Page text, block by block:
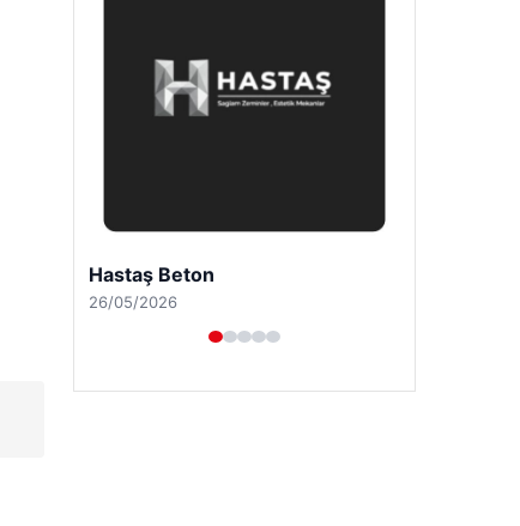
Enes Kaplan Avukatlık Bürosu
28/04/2026